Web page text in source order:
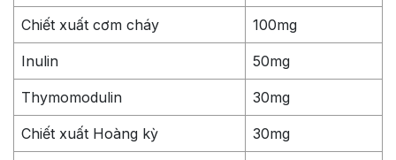
Chiết xuất cơm cháy 100mg
Inulin 50mg
Thymomodulin 30mg
Chiết xuất Hoàng kỳ 30mg